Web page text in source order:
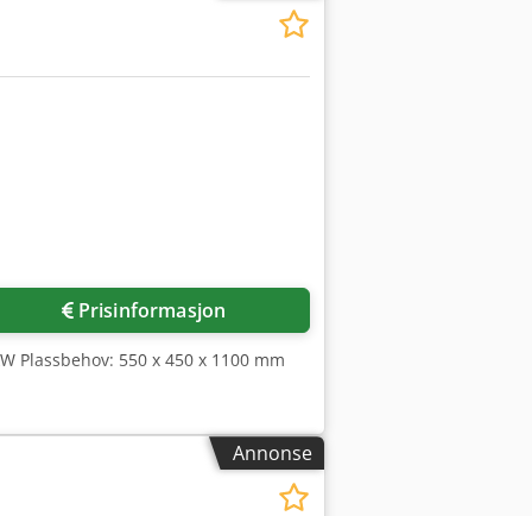
Prisinformasjon
Plassbehov: 550 x 450 x 1100 mm
Annonse